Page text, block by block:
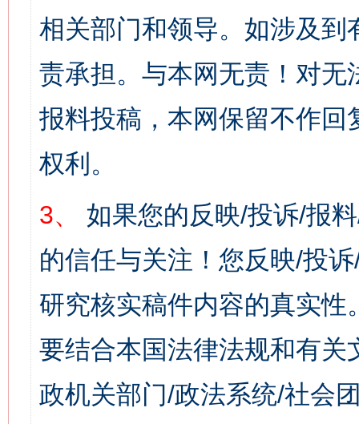
相关部门和领导。如涉及
责承担。与本网无责！对
报料投稿，本网保留不作
权利。
3、
如果您的反映/投诉/报
的信任与关注！您反映/投
研究核实稿件内容的真实
要结合本国法律法规和有关
政机关部门/政法系统/社会